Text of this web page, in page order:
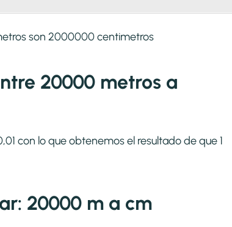
son 2000000 centimetros
20000 metros a
con lo que obtenemos el resultado de que 1
20000 m a cm